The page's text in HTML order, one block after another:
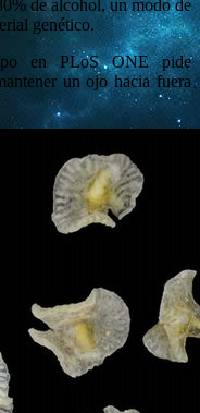
de alcohol, un modo de
genético.
en PLoS ONE pide
un ojo hacia fuera